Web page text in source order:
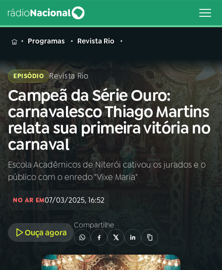
MENU
Buscar
na
Rádio
Nacional
Buscar
AO VIVO
01INÍCIO
PROGRAMAÇÃO
Programas Revista Rio
EPISÓDIO Revista Rio
Campeã da Série Ouro:
carnavalesco Thiago Martins
relata sua primeira vitória no
carnaval
Escola Acadêmicos de Niterói cativou os jurados e o
público com o enredo "Vixe Maria"
NO AR EM07/03/2025, 16:52
Ouça agora
Compartilhe